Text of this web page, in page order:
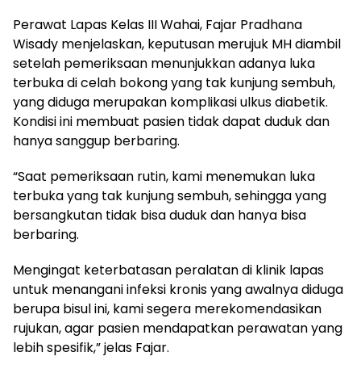
Perawat Lapas Kelas III Wahai, Fajar Pradhana
Wisady menjelaskan, keputusan merujuk MH diambil
setelah pemeriksaan menunjukkan adanya luka
terbuka di celah bokong yang tak kunjung sembuh,
yang diduga merupakan komplikasi ulkus diabetik.
Kondisi ini membuat pasien tidak dapat duduk dan
hanya sanggup berbaring.
“Saat pemeriksaan rutin, kami menemukan luka
terbuka yang tak kunjung sembuh, sehingga yang
bersangkutan tidak bisa duduk dan hanya bisa
berbaring.
Mengingat keterbatasan peralatan di klinik lapas
untuk menangani infeksi kronis yang awalnya diduga
berupa bisul ini, kami segera merekomendasikan
rujukan, agar pasien mendapatkan perawatan yang
lebih spesifik,” jelas Fajar.